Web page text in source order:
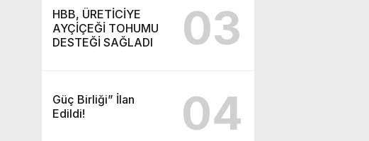
HBB, ÜRETİCİYE
AYÇİÇEĞİ TOHUMU
DESTEĞİ SAĞLADI
03
Güç Birliği” İlan
Edildi!
04